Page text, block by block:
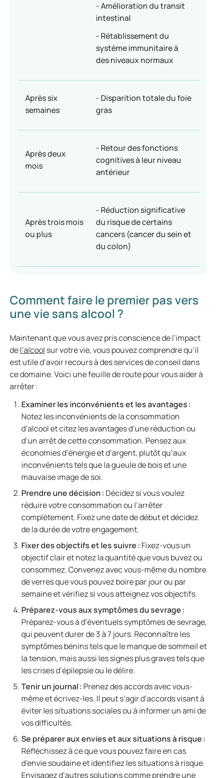
- Amélioration du transit
intestinal
- Rétablissement du
système immunitaire à
des niveaux normaux
Après six
semaines
- Disparition totale du foie
gras
Après deux
mois
- Retour des fonctions
cognitives à leur niveau
antérieur
Après trois mois
ou plus
- Réduction significative
du risque de certains
cancers (cancer du sein et
du colon)
Comment faire le premier pas vers
une vie sans alcool ?
Maintenant que vous avez pris conscience de l’impact
del’alcool sur votre vie, vous pouvez comprendre qu’il
est utile d’avoir recours à des services de conseil dans
ce domaine. Voici une feuille de route pour vous aider à
arrêter :
Examiner les inconvénients et les avantages :
Notez les inconvénients de la consommation
d’alcool et citez les avantages d’une réduction ou
d’un arrêt de cette consommation. Pensez aux
économies d’énergie et d’argent, plutôt qu’aux
inconvénients tels que la gueule de bois et une
mauvaise image de soi.
Prendre une décision : Décidez si vous voulez
réduire votre consommation ou l’arrêter
complètement. Fixez une date de début et décidez
de la durée de votre engagement.
Fixer des objectifs et les suivre : Fixez-vous un
objectif clair et notez la quantité que vous buvez ou
consommez. Convenez avec vous-même du nombre
de verres que vous pouvez boire par jour ou par
semaine et vérifiez si vous atteignez vos objectifs.
Préparez-vous aux symptômes du sevrage :
Préparez-vous à d’éventuels symptômes de sevrage,
qui peuvent durer de 3 à 7 jours. Reconnaître les
symptômes bénins tels que le manque de sommeil et
la tension, mais aussi les signes plus graves tels que
les crises d’épilepsie ou le délire.
Tenir un journal : Prenez des accords avec vous-
même et écrivez-les. Il peut s’agir d’accords visant à
éviter les situations sociales ou à informer un ami de
vos difficultés.
Se préparer aux envies et aux situations à risque :
Réfléchissez à ce que vous pouvez faire en cas
d’envie soudaine et identifiez les situations à risque.
Envisagez d’autres solutions comme prendre une